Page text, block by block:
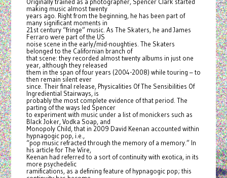
Originally trained as a photographer, Spencer Clark started
making music almost twenty
years ago. Right from the beginning, he has been part of
many significant moments in
21st century “fringe” music. As The Skaters, he and James
Ferraro were part of the US
noise scene in the early/mid-noughties. The Skaters
belonged to the Californian branch of
that scene: they recorded almost twenty albums in just one
year, although they released
them in the span of four years (2004-2008) while touring – to
then remain silent ever
since. Their final release, Physicalities Of The Sensibilities Of
Ingrediential Stairways, is
probably the most complete evidence of that period. The
parting of the ways led Spencer
to experiment with music under a list of monickers such as
Black Joker, Vodka Soap, and
Monopoly Child, that in 2009 David Keenan accounted within
hypnagogic pop, i.e.,
“pop music refracted through the memory of a memory.” In
his article for The Wire,
Keenan had referred to a sort of continuity with exotica, in its
more psychedelic
ramifications, as a defining feature of hypnagogic pop; this